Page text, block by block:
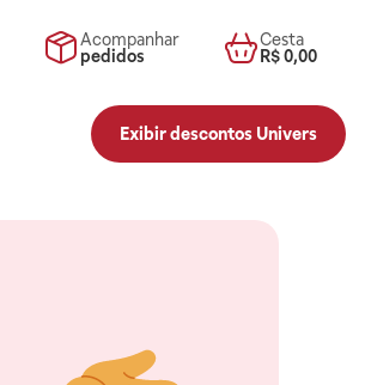
Acompanhar
pedidos
Cesta
R$ 0,00
Exibir descontos Univers